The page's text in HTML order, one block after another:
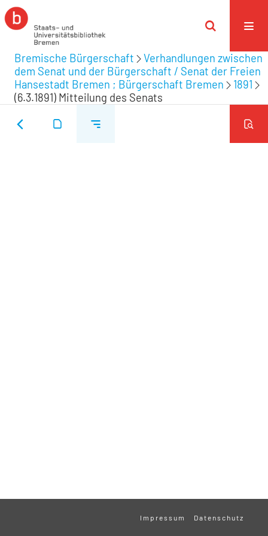
Bremische Bürgerschaft
Verhandlungen zwischen
dem Senat und der Bürgerschaft / Senat der Freien
Hansestadt Bremen ; Bürgerschaft Bremen
1891
(6.3.1891) Mitteilung des Senats
Impressum Datenschutz